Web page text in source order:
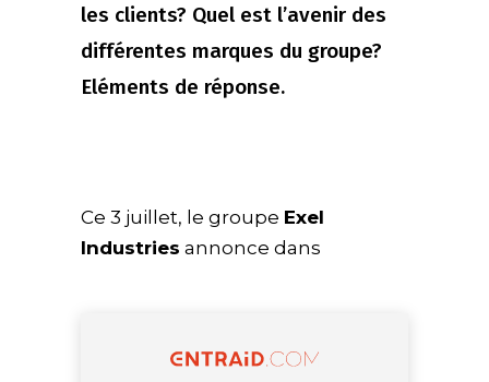
les clients? Quel est l’avenir des
différentes marques du groupe?
Eléments de réponse.
Ce 3 juillet, le groupe Exel
Industries annonce dans